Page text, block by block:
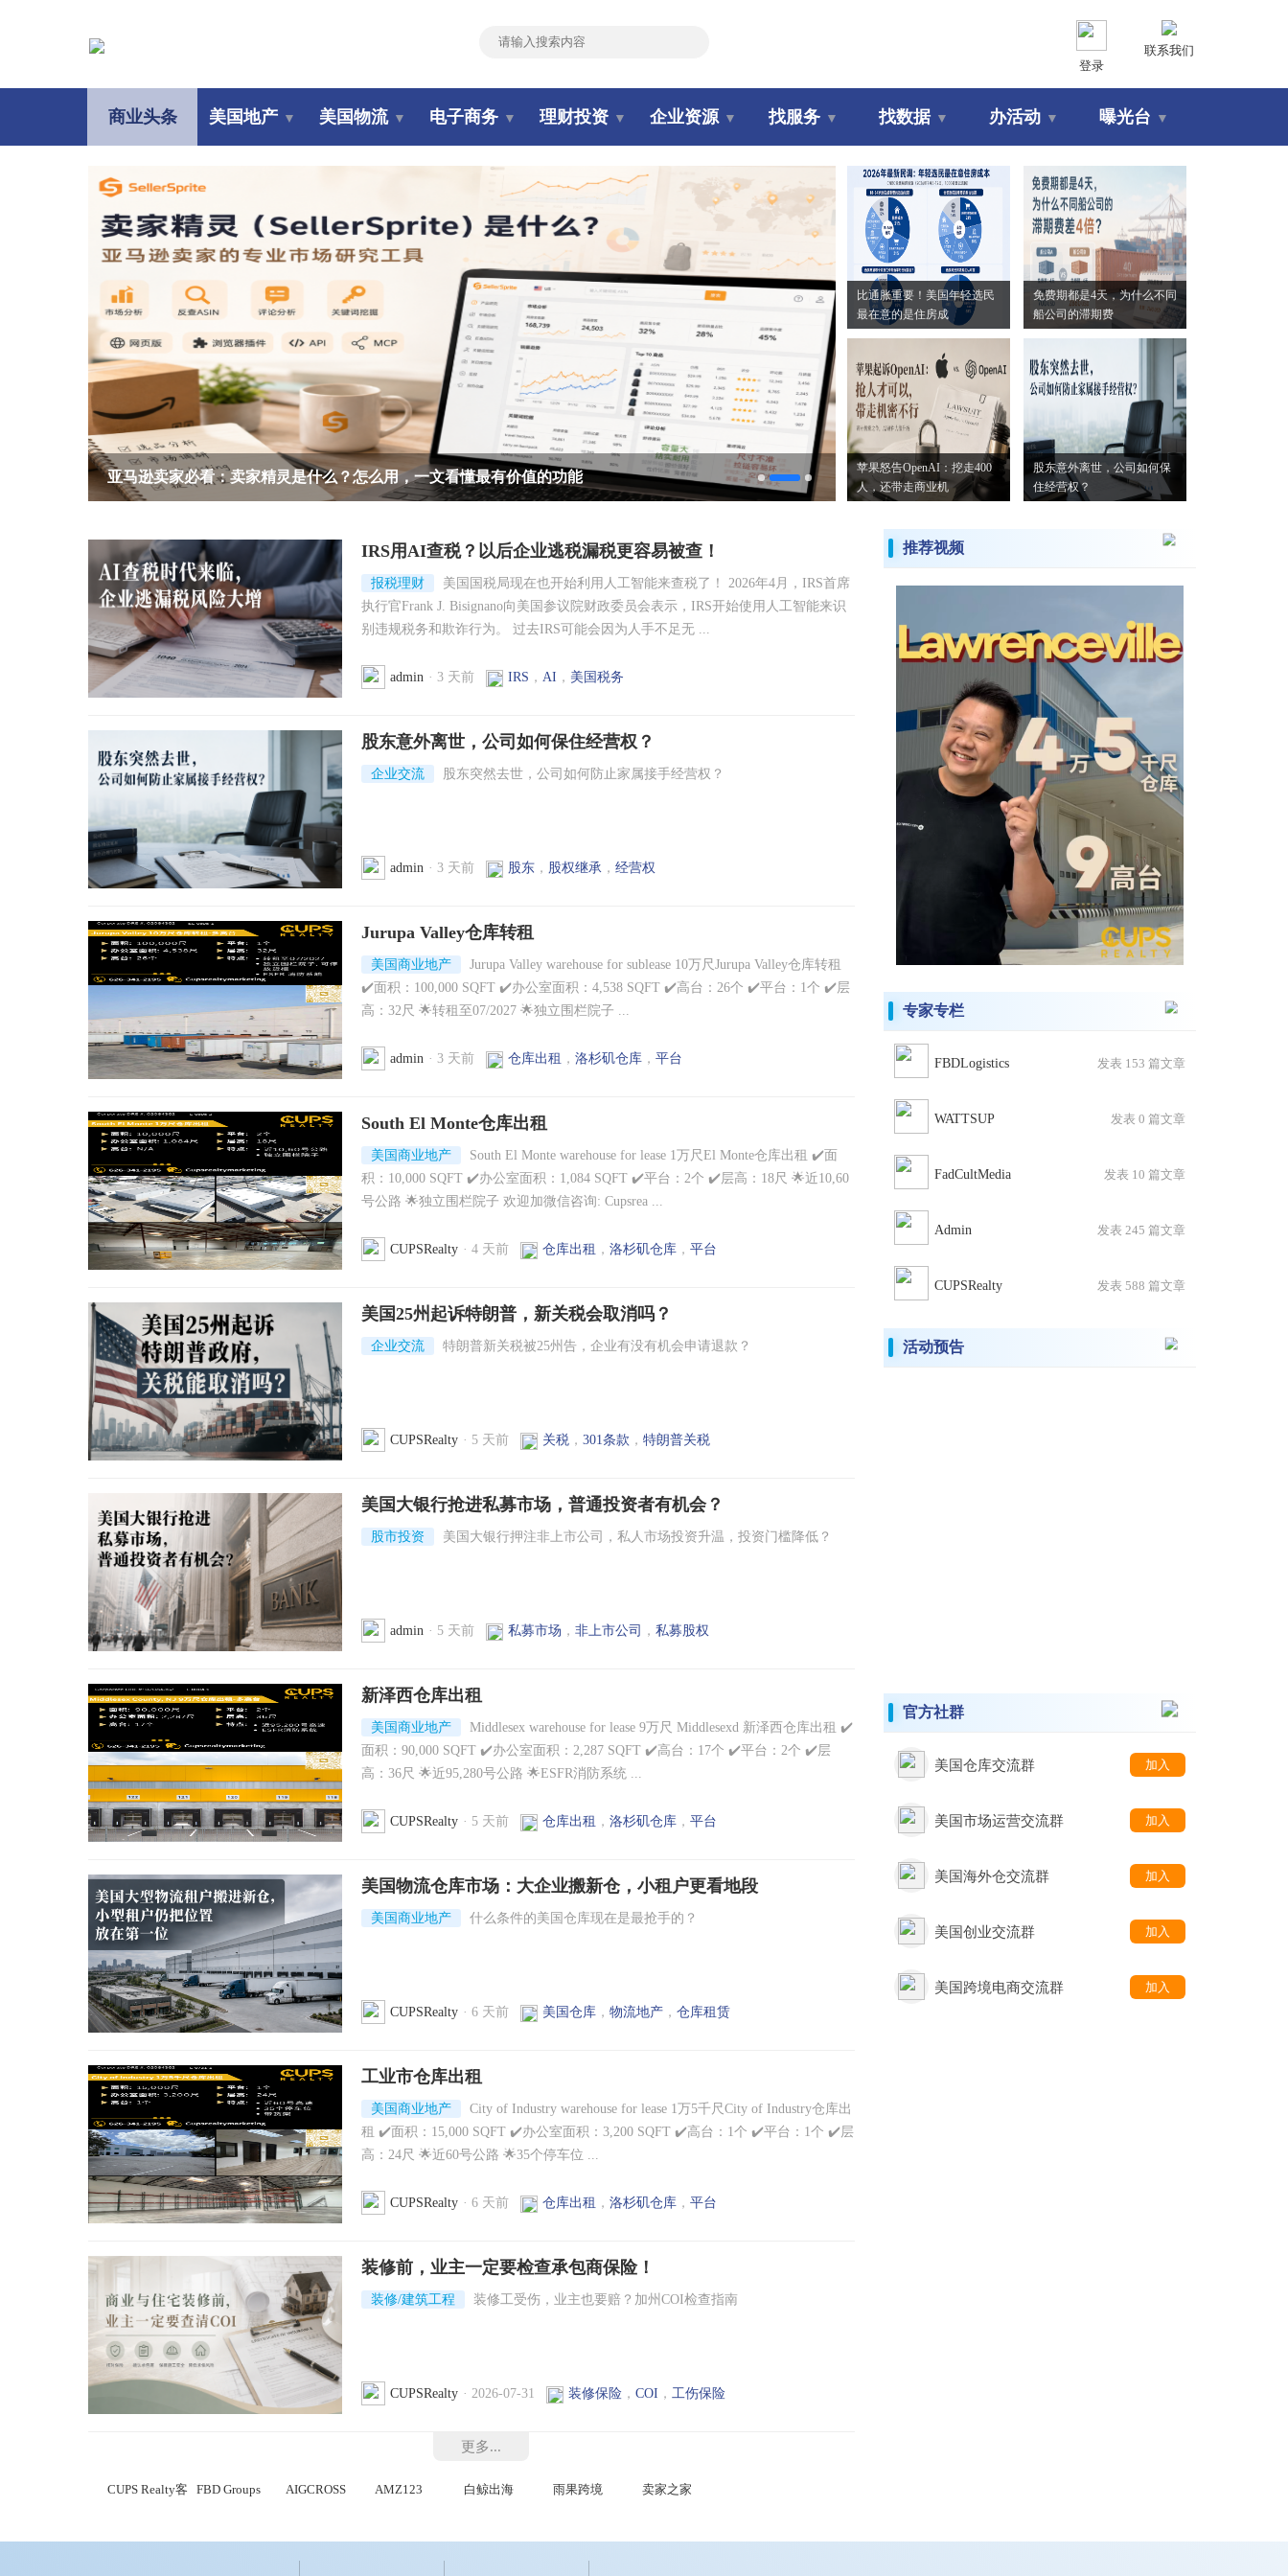
联系我们
登录
商业头条 美国地产 ▼ 美国物流 ▼ 电子商务 ▼ 理财投资 ▼ 企业资源 ▼ 找服务 ▼ 找数据 ▼ 办活动 ▼ 曝光台 ▼
聚餐怎么选？7家热门洛杉矶中餐厅 1 2 3
比通胀重要！美国年轻选民
最在意的是住房成
免费期都是4天，为什么不同
船公司的滞期费
苹果怒告OpenAI：挖走400
人，还带走商业机
股东意外离世，公司如何保
住经营权？
IRS用AI查税？以后企业逃税漏税更容易被查！
报税理财
美国国税局现在也开始利用人工智能来查税了！ 2026年4月，IRS首席
执行官Frank J. Bisignano向美国参议院财政委员会表示，IRS开始使用人工智能来识
别违规税务和欺诈行为。 过去IRS可能会因为人手不足无 ...
admin · 3 天前 IRS ， AI ， 美国税务
股东意外离世，公司如何保住经营权？
企业交流 股东突然去世，公司如何防止家属接手经营权？
admin · 3 天前 股东 ， 股权继承 ， 经营权
Jurupa Valley仓库转租
美国商业地产
Jurupa Valley warehouse for sublease 10万尺Jurupa Valley仓库转租
✔️面积：100,000 SQFT ✔️办公室面积：4,538 SQFT ✔️高台：26个 ✔️平台：1个 ✔️层
高：32尺 🌟转租至07/2027 🌟独立围栏院子 ...
admin · 3 天前 仓库出租 ， 洛杉矶仓库 ， 平台
South El Monte仓库出租
美国商业地产
South El Monte warehouse for lease 1万尺El Monte仓库出租 ✔️面
积：10,000 SQFT ✔️办公室面积：1,084 SQFT ✔️平台：2个 ✔️层高：18尺 🌟近10,60
号公路 🌟独立围栏院子 欢迎加微信咨询: Cupsrea ...
CUPSRealty · 4 天前 仓库出租 ， 洛杉矶仓库 ， 平台
美国25州起诉特朗普，新关税会取消吗？
企业交流 特朗普新关税被25州告，企业有没有机会申请退款？
CUPSRealty · 5 天前 关税 ， 301条款 ， 特朗普关税
美国大银行抢进私募市场，普通投资者有机会？
股市投资 美国大银行押注非上市公司，私人市场投资升温，投资门槛降低？
admin · 5 天前 私募市场 ， 非上市公司 ， 私募股权
新泽西仓库出租
美国商业地产
Middlesex warehouse for lease 9万尺 Middlesexd 新泽西仓库出租 ✔️
面积：90,000 SQFT ✔️办公室面积：2,287 SQFT ✔️高台：17个 ✔️平台：2个 ✔️层
高：36尺 🌟近95,280号公路 🌟ESFR消防系统 ...
CUPSRealty · 5 天前 仓库出租 ， 洛杉矶仓库 ， 平台
美国物流仓库市场：大企业搬新仓，小租户更看地段
美国商业地产 什么条件的美国仓库现在是最抢手的？
CUPSRealty · 6 天前 美国仓库 ， 物流地产 ， 仓库租赁
工业市仓库出租
美国商业地产
City of Industry warehouse for lease 1万5千尺City of Industry仓库出
租 ✔️面积：15,000 SQFT ✔️办公室面积：3,200 SQFT ✔️高台：1个 ✔️平台：1个 ✔️层
高：24尺 🌟近60号公路 🌟35个停车位 ...
CUPSRealty · 6 天前 仓库出租 ， 洛杉矶仓库 ， 平台
装修前，业主一定要检查承包商保险！
装修/建筑工程 装修工受伤，业主也要赔？加州COI检查指南
CUPSRealty · 2026-07-31 装修保险 ， COI ， 工伤保险
更多...
CUPS Realty客
FBD Groups AIGCROSS AMZ123 白鲸出海 雨果跨境 卖家之家
推荐视频
专家专栏
FBDLogistics 发表 153 篇文章
WATTSUP 发表 0 篇文章
FadCultMedia 发表 10 篇文章
Admin 发表 245 篇文章
CUPSRealty 发表 588 篇文章
活动预告
官方社群
美国仓库交流群 加入
美国市场运营交流群 加入
美国海外仓交流群 加入
美国创业交流群 加入
美国跨境电商交流群 加入